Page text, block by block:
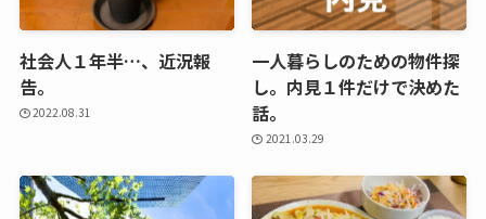
社会人１年半…、近況報
告。
2022.08.31
一人暮らしのための物件探
し。内見１件だけで決めた
話。
2021.03.29